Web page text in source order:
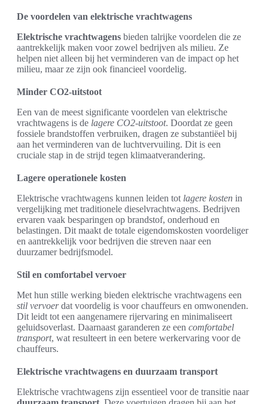
De voordelen van elektrische vrachtwagens
Elektrische vrachtwagens bieden talrijke voordelen die ze
aantrekkelijk maken voor zowel bedrijven als milieu. Ze
helpen niet alleen bij het verminderen van de impact op het
milieu, maar ze zijn ook financieel voordelig.
Minder CO2-uitstoot
Een van de meest significante voordelen van elektrische
vrachtwagens is de lagere CO2-uitstoot. Doordat ze geen
fossiele brandstoffen verbruiken, dragen ze substantiëel bij
aan het verminderen van de luchtvervuiling. Dit is een
cruciale stap in de strijd tegen klimaatverandering.
Lagere operationele kosten
Elektrische vrachtwagens kunnen leiden tot lagere kosten in
vergelijking met traditionele dieselvrachtwagens. Bedrijven
ervaren vaak besparingen op brandstof, onderhoud en
belastingen. Dit maakt de totale eigendomskosten voordeliger
en aantrekkelijk voor bedrijven die streven naar een
duurzamer bedrijfsmodel.
Stil en comfortabel vervoer
Met hun stille werking bieden elektrische vrachtwagens een
stil vervoerdat voordelig is voor chauffeurs en omwonenden.
Dit leidt tot een aangenamere rijervaring en minimaliseert
geluidsoverlast. Daarnaast garanderen ze een comfortabel
transport, wat resulteert in een betere werkervaring voor de
chauffeurs.
Elektrische vrachtwagens en duurzaam transport
Elektrische vrachtwagens zijn essentieel voor de transitie naar